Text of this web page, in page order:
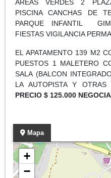
AREAS VERDES 2
PISCINA CANCHAS DE
PARQUE INFANTIL
FIESTAS VIGILANCIA
EL APATAMENTO 139 M2
PUESTOS 1 MALETERO
SALA (BALCON
LA AUTOPISTA Y OTRAS
PRECIO $ 125.000
Mapa
+
−